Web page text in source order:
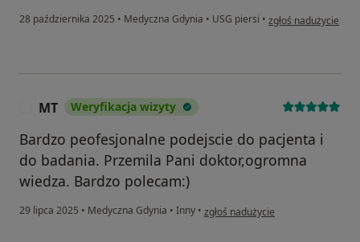
28 października 2025 • Medyczna Gdynia • USG piersi • w opinii
zgłoś nadużycie
MT Weryfikacja wizyty
Bardzo peofesjonalne podejscie do pacjenta i
do badania. Przemila Pani doktor,ogromna
wiedza. Bardzo polecam:)
29 lipca 2025 • Medyczna Gdynia • Inny • w opinii użytkownika MT
zgłoś nadużycie